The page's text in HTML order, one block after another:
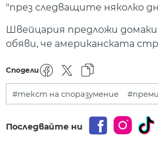
"през следващите няколко
Швейцария предложи
обяви, че американската
Сподели
#текст на споразумение
Последвайте ни